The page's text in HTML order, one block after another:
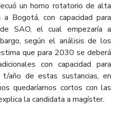
un horno rotatorio de alta
a Bogotá, con capacidad para
SAO, el cual empezaría a
según el análisis de los
que para 2030 se deberá
con capacidad para
de estas sustancias, en
quedaríamos cortos con las
la candidata a magíster.